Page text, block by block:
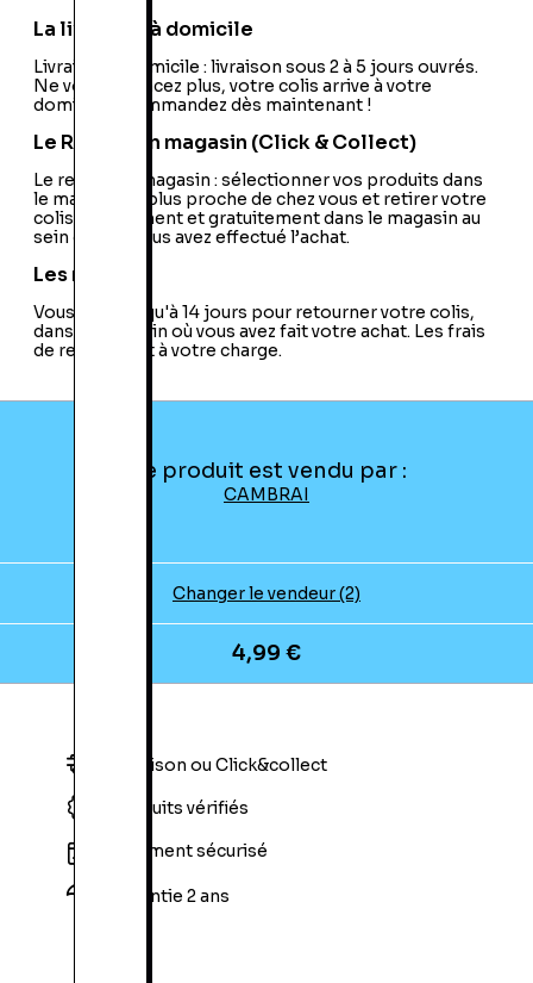
Nom du développeur:Konami
Code EAN:
11300312509
La livraison à domicile
Livraison à domicile : livraison sous 2 à 5 jours ouvrés.
Ne vous déplacez plus, votre colis arrive à votre
domicile ! Commandez dès maintenant !
Le Retrait en magasin (Click & Collect)
Le retrait en magasin : sélectionner vos produits dans
le magasin le plus proche de chez vous et retirer votre
colis directement et gratuitement dans le magasin au
sein duquel vous avez effectué l’achat.
Les retours
Vous avez jusqu'à 14 jours pour retourner votre colis,
dans le magasin où vous avez fait votre achat. Les frais
de retour sont à votre charge.
Ce produit est vendu par :
CAMBRAI
Changer le vendeur (2)
4,99 €
Livraison ou Click&collect
Produits vérifiés
Paiement sécurisé
Garantie 2 ans